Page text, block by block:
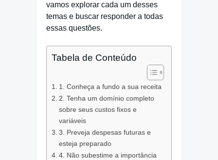
vamos explorar cada um desses
temas e buscar responder a todas
essas questões.
Tabela de Conteúdo
1. Conheça a fundo a sua receita
2. Tenha um domínio completo
sobre seus custos fixos e
variáveis
3. Preveja despesas futuras e
esteja preparado
4. Não subestime a importância